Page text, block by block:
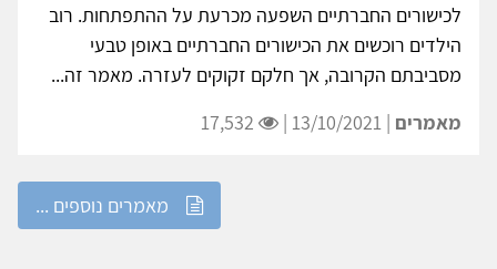
לכישורים החברתיים השפעה מכרעת על ההתפתחות. רוב
הילדים רוכשים את הכישורים החברתיים באופן טבעי
מסביבתם הקרובה, אך חלקם זקוקים לעזרה. מאמר זה...
מאמרים | 13/10/2021 |
מאמרים נוספים ...